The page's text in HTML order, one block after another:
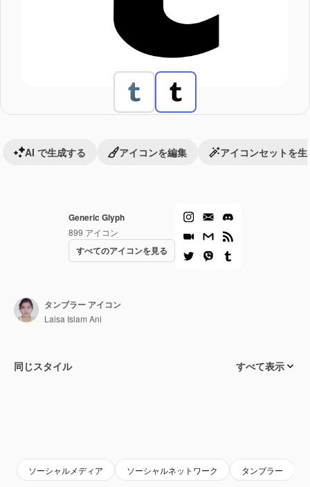
Generic Glyph
899 アイコン
すべてのアイコンを見る
AI で生成する アイコンを編集 アイコンセットを生
タンブラー アイコン
Laisa Islam Ani
同じスタイル すべて表示
ソーシャルメディア ソーシャルネットワーク タンブラー